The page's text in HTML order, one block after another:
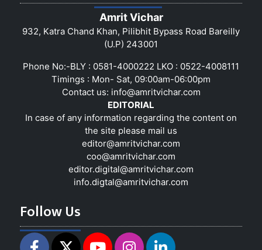
Amrit Vichar
932, Katra Chand Khan, Pilibhit Bypass Road Bareilly
(U.P) 243001
Phone No:-BLY : 0581-4000222 LKO : 0522-4008111
Timings : Mon- Sat, 09:00am-06:00pm
Contact us: info@amritvichar.com
EDITORIAL
In case of any information regarding the content on
the site please mail us
editor@amritvichar.com
coo@amritvichar.com
editor.digital@amritvichar.com
info.digtal@amritvichar.com
Follow Us